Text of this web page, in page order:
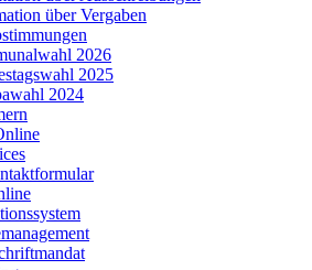
über Vergaben
2026
2025
2024